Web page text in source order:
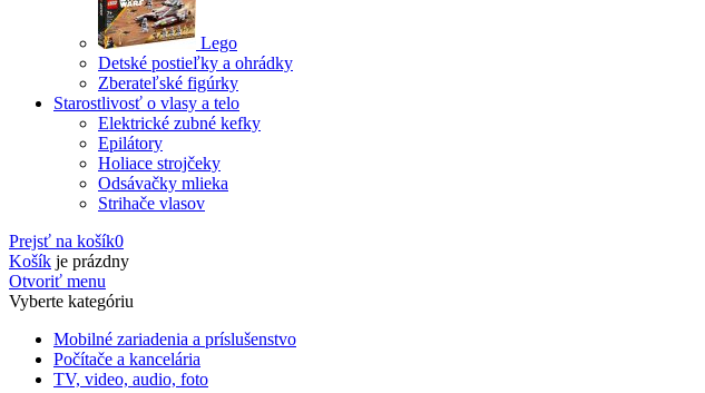
Lego
Detské postieľky a ohrádky
Zberateľské figúrky
Starostlivosť o vlasy a telo
Elektrické zubné kefky
Epilátory
Holiace strojčeky
Odsávačky mlieka
Strihače vlasov
Prejsť na košík0
Košík je prázdny
Otvoriť menu
Vyberte kategóriu
Mobilné zariadenia a príslušenstvo
Počítače a kancelária
TV, video, audio, foto